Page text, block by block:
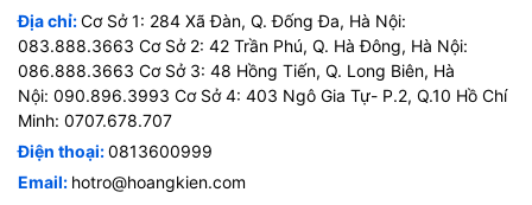
Địa chỉ:Cơ Sở 1: 284 Xã Đàn, Q. Đống Đa, Hà Nội:
083.888.3663 Cơ Sở 2: 42 Trần Phú, Q. Hà Đông, Hà Nội:
086.888.3663 Cơ Sở 3: 48 Hồng Tiến, Q. Long Biên, Hà
Nội: 090.896.3993 Cơ Sở 4: 403 Ngô Gia Tự- P.2, Q.10 Hồ Chí
Minh: 0707.678.707
Điện thoại:0813600999
Email: hotro@hoangkien.com